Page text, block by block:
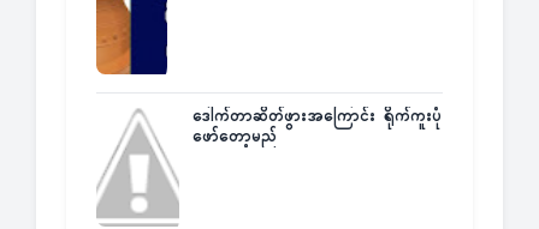
ဒေါက်တာဆိတ်ဖွားအကြောင်း ရိုက်ကူးပုံ
ဖော်တော့မည်